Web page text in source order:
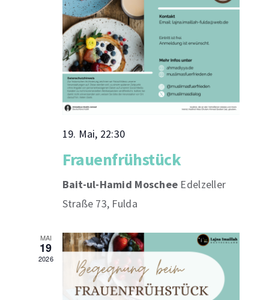
19. Mai, 22:30
Frauenfrühstück
Bait-ul-Hamid Moschee Edelzeller
Straße 73, Fulda
MAI
19
2026